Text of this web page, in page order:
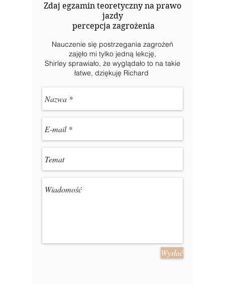
Zdaj egzamin teoretyczny na prawo
jazdy
percepcja zagrożenia
Nauczenie się postrzegania zagrożeń
zajęło mi tylko jedną lekcję,
Shirley sprawiało, że wyglądało to na takie
łatwe, dziękuję Richard
Wysłać